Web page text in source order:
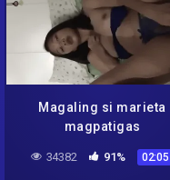
Magaling si marieta
magpatigas
34382 91% 02:05